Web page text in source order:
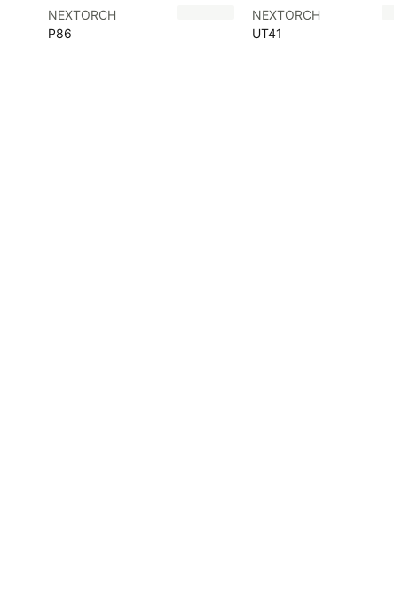
NEXTORCH
P86
NEXTORCH
UT41